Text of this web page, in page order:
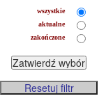
wszystkie
aktualne
zakończone